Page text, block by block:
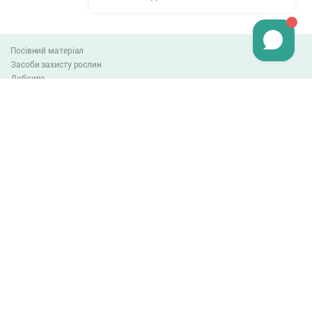
Посівний матеріал
Засоби захисту рослин
Добрива